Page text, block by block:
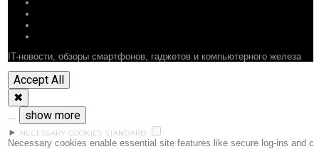
IT-новости, обзоры смартфонов, гаджетов и компьютерного железа
Accept All
✖
show more
► NECESSARY COOKIES STANDARD
Necessary cookies enable essential site features like secure log-ins and